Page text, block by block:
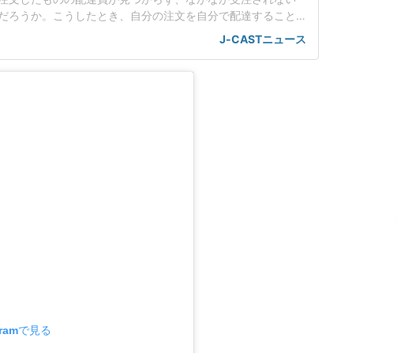
ろうか。こうしたとき、自分の注文を自分で配達すること
。Xではたびたびこうした疑問が寄せられているほか、自
いう体験談もみられる。大手3社に対応を聞いた。UberEats
J-CASTニュース
で見る